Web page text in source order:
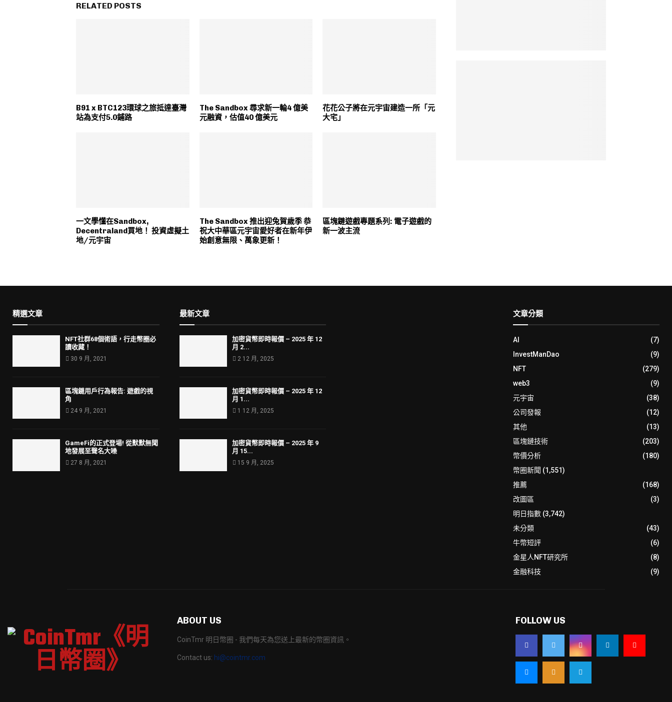
RELATED POSTS
B91 x BTC123環球之旅抵達臺灣
站為支付5.0鋪路
The Sandbox 尋求新一輪4 億美
元融資，估值40 億美元
花花公子將在元宇宙建造一所「元
大宅」
一文學懂在Sandbox,
Decentraland買地！ 投資虛擬土
地/元宇宙
The Sandbox 推出迎兔賀歲季 恭
祝大中華區元宇宙愛好者在新年伊
始創意無限、萬象更新！
區塊鏈遊戲專題系列: 電子遊戲的
新一波主流
精選文章
NFT社群68個術語，行走幣圈必
讀收藏！
30 9 月, 2021
區塊鏈用戶行為報告: 遊戲的視
角
24 9 月, 2021
GameFi的正式登場! 從默默無聞
地發展至聲名大噪
27 8 月, 2021
最新文章
加密貨幣即時報價 – 2025 年 12
月 2...
2 12 月, 2025
加密貨幣即時報價 – 2025 年 12
月 1...
1 12 月, 2025
加密貨幣即時報價 – 2025 年 9
月 15...
15 9 月, 2025
文章分類
AI
(7)
InvestManDao
(9)
NFT
(279)
web3
(9)
元宇宙
(38)
公司發報
(12)
其他
(13)
區塊鏈技術
(203)
幣價分析
(180)
幣圈新聞 (1,551)
推薦
(168)
改圖區
(3)
明日指數(3,742)
未分類
(43)
牛幣短評
(6)
金星人NFT研究所
(8)
金融科技
(9)
ABOUT US
CoinTmr 明日幣圈 - 我們每天為您送上最新的幣圈資訊。
Contact us: hi@cointmr.com
FOLLOW US